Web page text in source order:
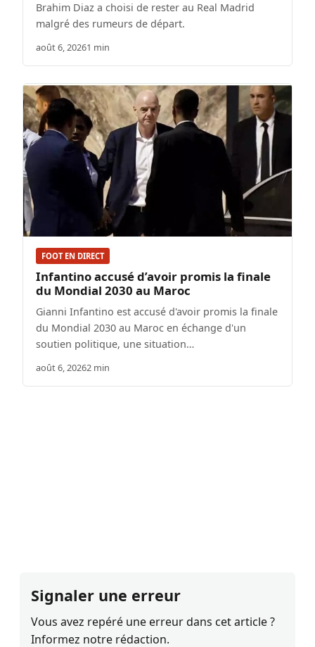
Brahim Diaz a choisi de rester au Real Madrid
malgré des rumeurs de départ.
août 6, 20261 min
FOOT EN DIRECT
Infantino accusé d’avoir promis la finale
du Mondial 2030 au Maroc
Gianni Infantino est accusé d'avoir promis la finale
du Mondial 2030 au Maroc en échange d'un
soutien politique, une situation…
août 6, 20262 min
Signaler une erreur
Vous avez repéré une erreur dans cet article ?
Informez notre rédaction.